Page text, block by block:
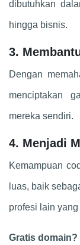
dibutuhkan
hingga bisnis.
3.
Dengan
menciptakan
mereka sendiri.
4. Menjadi
Kemampuan
luas, baik
profesi lain
Gratis